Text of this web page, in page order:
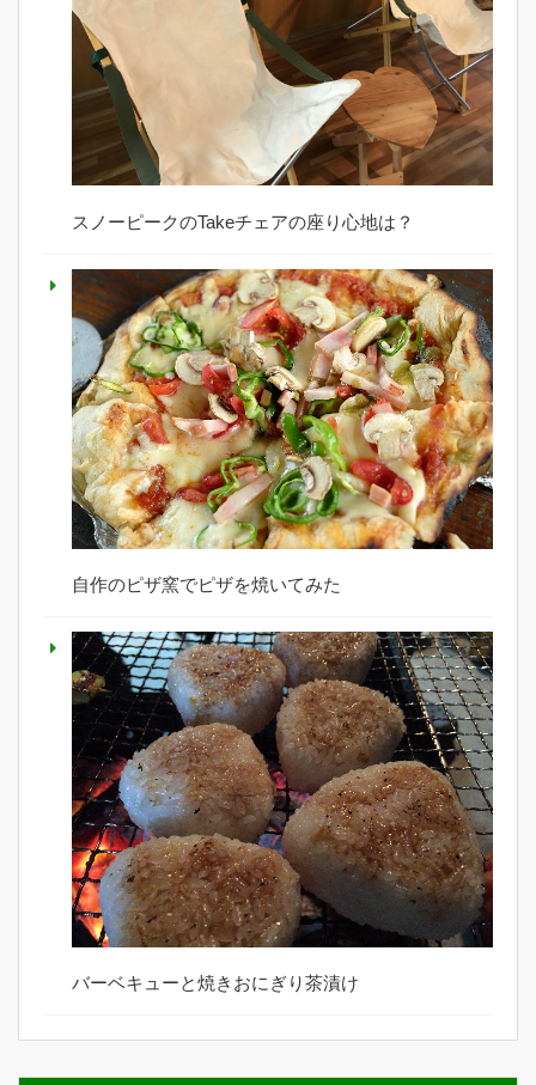
スノーピークのTakeチェアの座り心地は？
自作のピザ窯でピザを焼いてみた
バーベキューと焼きおにぎり茶漬け